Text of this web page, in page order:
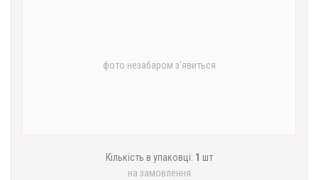
фото незабаром з'явиться
Кількість в упаковці: 1 шт
на замовлення